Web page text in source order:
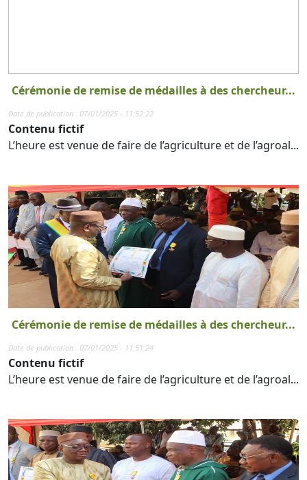
Cérémonie de remise de médailles à des chercheur...
Date de publication : 07/01/2025 - 11:52:22
Contenu fictif
L’heure est venue de faire de l’agriculture et de l’agroal...
Cérémonie de remise de médailles à des chercheur...
Date de publication : 07/01/2025 - 11:51:24
Contenu fictif
L’heure est venue de faire de l’agriculture et de l’agroal...